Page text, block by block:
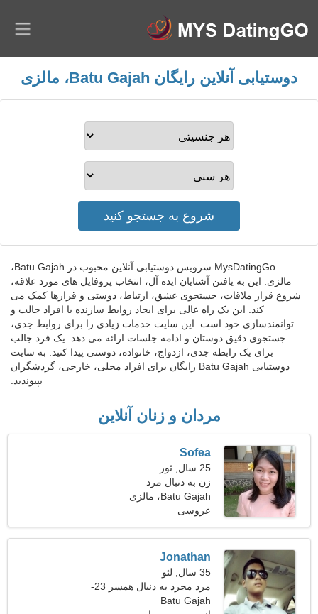
دوستیابی آنلاین رایگان Batu Gajah، مالزی
MysDatingGo سرویس دوستیابی آنلاین محبوب در Batu Gajah،
مالزی. این به یافتن آشنایان ایده آل، انتخاب پروفایل های مورد علاقه،
شروع قرار ملاقات، جستجوی عشق، ارتباط، دوستی و قرارها کمک می
کند. این یک راه عالی برای ایجاد روابط سازنده با افراد جالب و
توانمندسازی خود است. این سایت خدمات زیادی را برای روابط جدی،
جستجوی دقیق دوستان و ادامه جلسات ارائه می دهد. یک فرد جالب
برای یک رابطه جدی، ازدواج، خانواده، دوستی پیدا کنید. به سایت
دوستیابی Batu Gajah رایگان برای افراد محلی، خارجی، گردشگران
بپیوندید.
مردان و زنان آنلاین
Sofea
25 سال, ثور
زن به دنبال مرد
Batu Gajah، مالزی
عروسی
Jonathan
35 سال, لئو
مرد مجرد به دنبال همسر 23-
33
Batu Gajah